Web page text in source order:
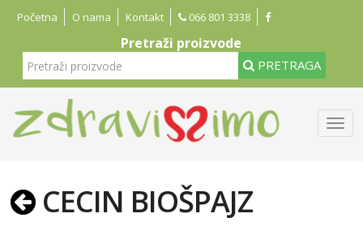
Početna O nama Kontakt 066 801 3338
Pretraži proizvode
PRETRAGA
CECIN BIOŠPAJZ